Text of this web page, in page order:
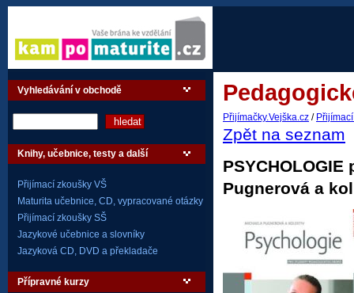
Vyhledávání v obchodě
Knihy, učebnice, testy a další
Přijímací zkoušky VŠ
Maturita učebnice, CD, vypracované otázky
Přijímací zkoušky SŠ
Jazykové učebnice a slovníky
Jazyková CD, DVD a překladače
Přípravné kurzy
Přijímačky.Vejška.cz /
Zpět na seznam
Pugnerová a